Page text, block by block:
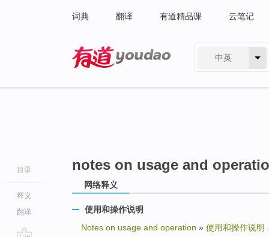
词典 翻译 有道精品课 云笔记
中英
目录
释义
翻译
notes on usage and
网络释义
使用和操作说明
Notes on usage and operation » 使用和操作说明